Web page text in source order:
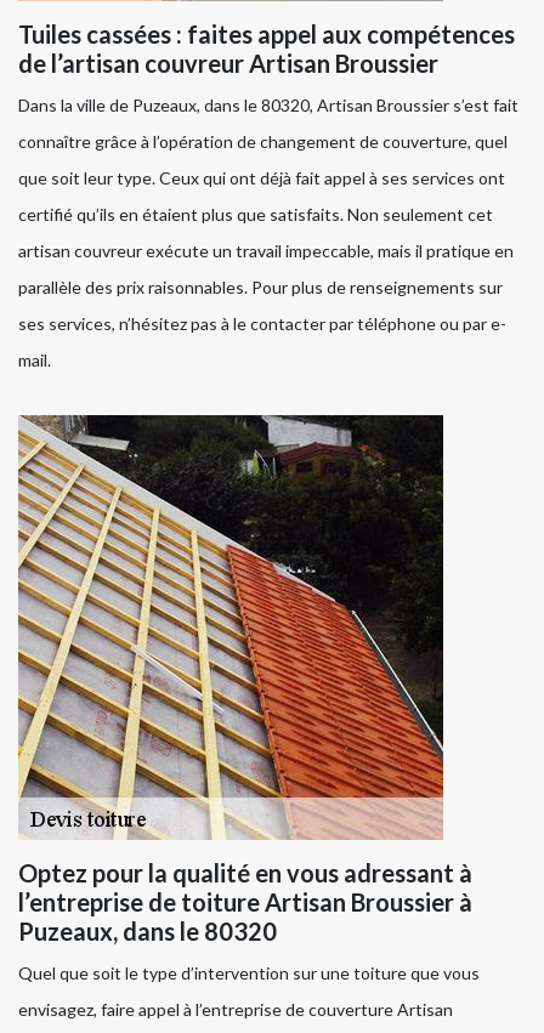
Tuiles cassées : faites appel aux compétences
de l’artisan couvreur Artisan Broussier
Dans la ville de Puzeaux, dans le 80320, Artisan Broussier s’est fait
connaître grâce à l’opération de changement de couverture, quel
que soit leur type. Ceux qui ont déjà fait appel à ses services ont
certifié qu’ils en étaient plus que satisfaits. Non seulement cet
artisan couvreur exécute un travail impeccable, mais il pratique en
parallèle des prix raisonnables. Pour plus de renseignements sur
ses services, n’hésitez pas à le contacter par téléphone ou par e-
mail.
Optez pour la qualité en vous adressant à
l’entreprise de toiture Artisan Broussier à
Puzeaux, dans le 80320
Quel que soit le type d’intervention sur une toiture que vous
envisagez, faire appel à l’entreprise de couverture Artisan